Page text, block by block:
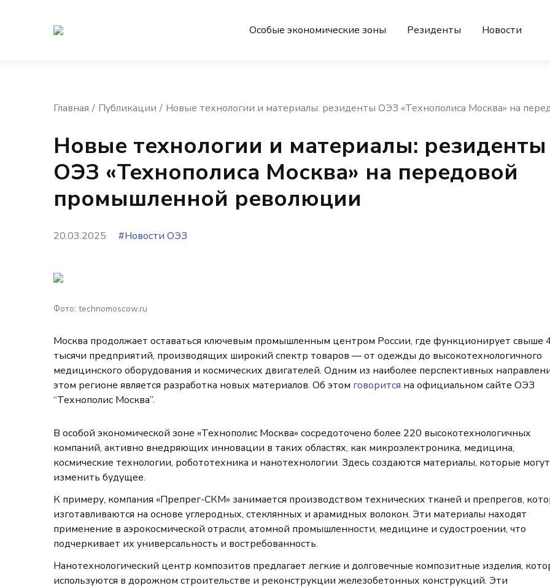
Особые экономические зоны Резиденты Новости
Главная Публикации ​​Новые технологии и материалы: резиденты ОЭЗ «Технополиса Москва» на
​​Новые технологии и материалы: резиденты
ОЭЗ «Технополиса Москва» на передовой
промышленной революции
20.03.2025 #Новости ОЭЗ
Фото: technomoscow.ru
Москва продолжает оставаться ключевым промышленным центром России, где функционирует свыше
тысячи предприятий, производящих широкий спектр товаров — от одежды до высокотехнологичного
медицинского оборудования и космических двигателей. Одним из наиболее перспективных
этом регионе является разработка новых материалов. Об этом говорится на официальном сайте ОЭЗ
“Технополис Москва”.
В особой экономической зоне «Технополис Москва» сосредоточено более 220 высокотехнологичных
компаний, активно внедряющих инновации в таких областях, как микроэлектроника, медицина,
космические технологии, робототехника и нанотехнологии. Здесь создаются материалы, которые могут
изменить будущее.
К примеру, компания «Препрег-СКМ» занимается производством технических тканей и препрегов,
изготавливаются на основе углеродных, стеклянных и арамидных волокон. Эти материалы находят
применение в аэрокосмической отрасли, атомной промышленности, медицине и судостроении, что
подчеркивает их универсальность и востребованность.
Нанотехнологический центр композитов предлагает легкие и долговечные композитные изделия,
используются в дорожном строительстве и реконструкции железобетонных конструкций. Эти